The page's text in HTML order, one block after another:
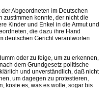
Abgeordneten im Deutschen
zustimmen konnte, der nicht die
Kinder und Enkel in die Armut und
die dazu ihre Hand
deutschen Gericht verantworten
oder zu feige, um zu erkennen,
dem Grundgesetz politische
und unverständlich, daß nicht
um dagegen zu protestieren,
koste es, was es wolle, sogar bis